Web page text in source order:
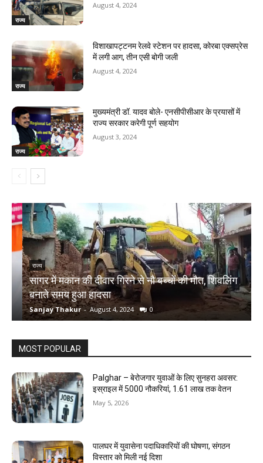
राज्य
August 4, 2024
राज्य
विशाखापट्टनम रेलवे स्टेशन पर हादसा, कोरबा एक्सप्रेस
में लगी आग, तीन एसी बोगी जली
August 4, 2024
राज्य
मुख्यमंत्री डॉ. यादव बोले- एनसीपीसीआर के प्रयासों में
राज्य सरकार करेगी पूर्ण सहयोग
August 3, 2024
राज्य
सागर में मकान की दीवार गिरने से नौ बच्चों की मौत, शिवलिंग
बनाते समय हुआ हादसा
Sanjay Thakur - August 4, 2024 0
MOST POPULAR
Palghar – बेरोजगार युवाओं के लिए सुनहरा अवसर:
इस्राइल में 5000 नौकरियां, ₹1.61 लाख तक वेतन
May 5, 2026
पालघर में युवासेना पदाधिकारियों की घोषणा, संगठन
विस्तार को मिली नई दिशा